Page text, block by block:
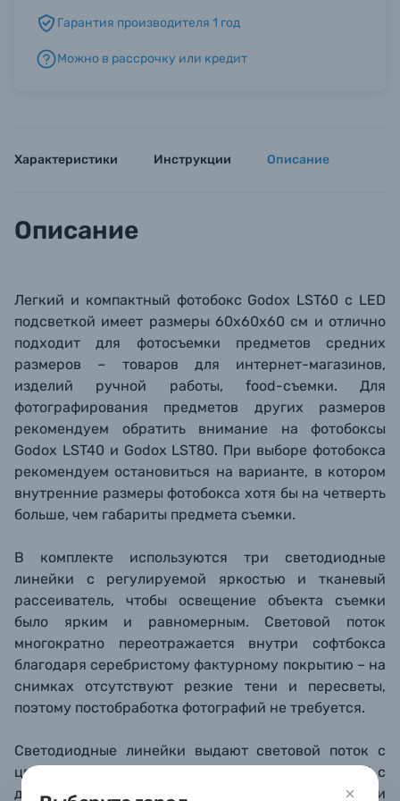
Б/У фототехника (Комиссионные товары)
Гарантия производителя 1 год
Можно в рассрочку или кредит
Характеристики Инструкции Описание
Описание
Легкий и компактный фотобокс Godox LST60 с LED
подсветкой имеет размеры 60x60x60 см и отлично
подходит для фотосъемки предметов средних
размеров – товаров для интернет-магазинов,
изделий ручной работы, food-съемки. Для
фотографирования предметов других размеров
рекомендуем обратить внимание на фотобоксы
Godox LST40 и Godox LST80. При выборе фотобокса
рекомендуем остановиться на варианте, в котором
внутренние размеры фотобокса хотя бы на четверть
больше, чем габариты предмета съемки.
В комплекте используются три светодиодные
линейки с регулируемой яркостью и тканевый
рассеиватель, чтобы освещение объекта съемки
было ярким и равномерным. Световой поток
многократно переотражается внутри софтбокса
благодаря серебристому фактурному покрытию – на
снимках отсутствуют резкие тени и пересветы,
поэтому постобработка фотографий не требуется.
Светодиодные линейки выдают световой поток с
цветовой температурой 5600K сбалансированной с
дневным светом. Высокий индекс цветопередачи